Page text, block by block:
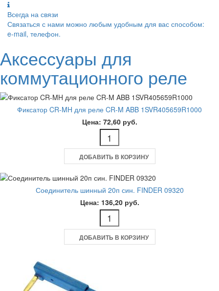
Всегда на связи
Связаться с нами можно любым удобным для вас способом:
e-mail, телефон.
Аксессуары для
коммутационного реле
Фиксатор CR-MH для реле CR-M ABB 1SVR405659R1000
Цена: 72,60 руб.
ДОБАВИТЬ В КОРЗИНУ
Соединитель шинный 20п син. FINDER 09320
Цена: 136,20 руб.
ДОБАВИТЬ В КОРЗИНУ